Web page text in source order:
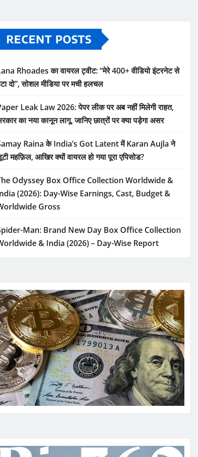
RECENT POSTS
Rhoades का वायरल ट्वीट: “मेरे 400+ वीडियो इंटरनेट से
दो”, सोशल मीडिया पर मची हलचल
Leak Law 2026: पेपर लीक पर अब नहीं मिलेगी राहत,
का नया कानून लागू, जानिए छात्रों पर क्या पड़ेगा असर
Raina के India’s Got Latent में Karan Aujla ने
महफ़िल, आखिर क्यों वायरल हो गया पूरा एपिसोड?
Odyssey Box Office Collection Worldwide &
(2026): Day-Wise Earnings, Cast, Budget &
Gross
Man: Brand New Day Box Office Collection
& India (2026) – Day-Wise Report